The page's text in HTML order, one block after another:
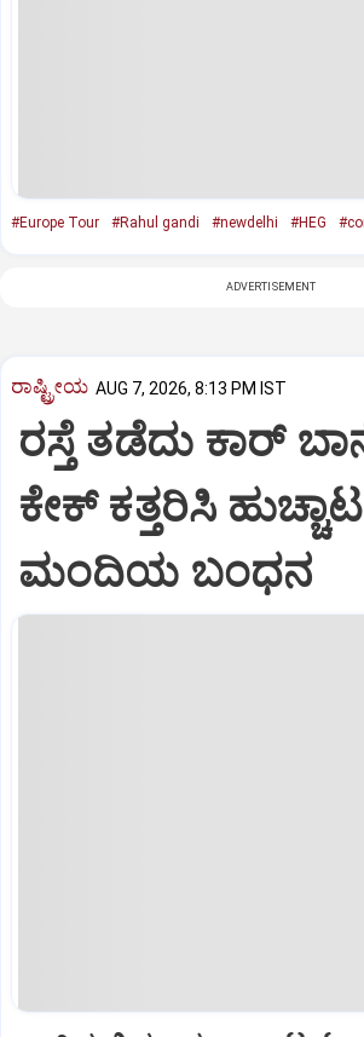
#Europe Tour #Rahul gandi #newdelhi #HEG
ADVERTISEMENT
ರಾಷ್ಟ್ರೀಯ AUG 7, 2026, 8:13 PM IST
ರಸ್ತೆ ತಡೆದು ಕಾರ್
ಕೇಕ್ ಕತ್ತರಿಸಿ
ಮಂದಿಯ ಬಂಧನ